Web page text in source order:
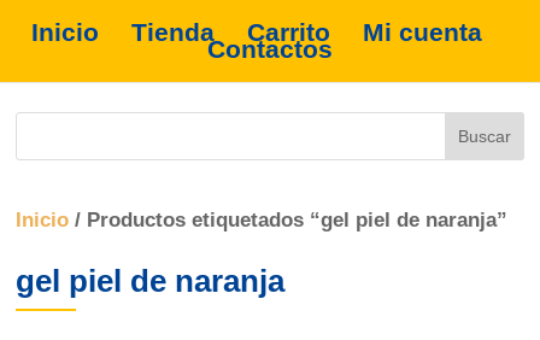
Inicio Tienda Carrito Mi cuenta
Contactos
Inicio / Productos etiquetados “gel piel de naranja”
gel piel de naranja